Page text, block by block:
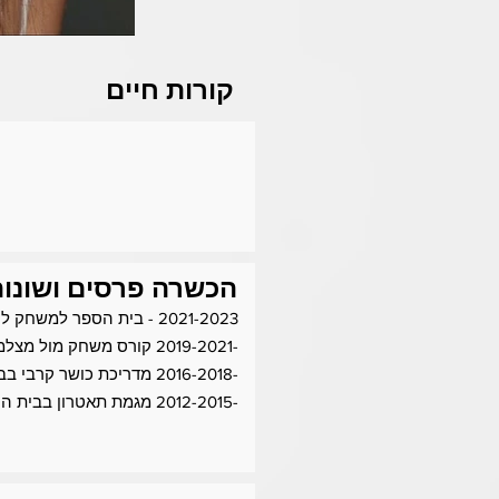
קורות חיים
הכשרה פרסים
2021-2023 - בית הספר למשחק לי שטרסברג בלוס אנג'לס.
-2019-2021 קורס משחק מול מצלמה "טכניקה".
-2016-2018 מדריכת כושר קרבי בבא"ח הנדסה צבאית.
-2012-2015 מגמת תאטרון בבית הספר "מקיף עומר" ובוגרת בית הספר בהצטיינות.